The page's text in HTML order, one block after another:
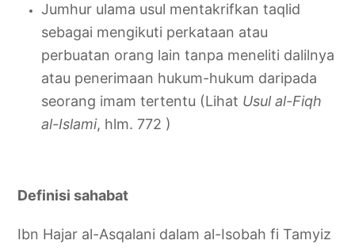
Jumhur ulama usul mentakrifkan taqlid
sebagai mengikuti perkataan atau
perbuatan orang lain tanpa meneliti dalilnya
atau penerimaan hukum-hukum daripada
seorang imam tertentu (Lihat Usul al-Fiqh
al-Islami, hlm. 772 )
Definisi sahabat
Ibn Hajar al-Asqalani dalam al-Isobah fi Tamyiz